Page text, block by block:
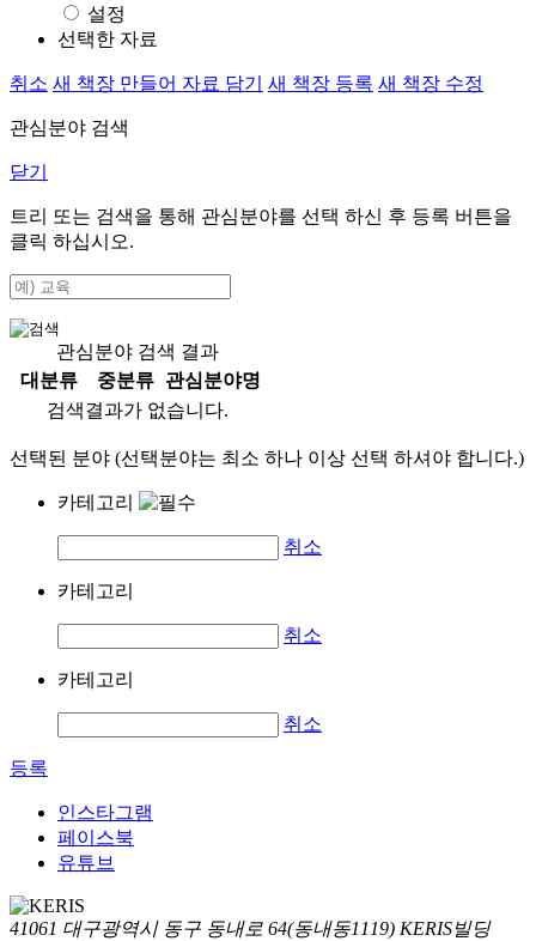
설정
선택한 자료
취소 새 책장 만들어 자료 담기 새 책장 등록 새 책장 수정
관심분야 검색
닫기
트리 또는 검색을 통해 관심분야를 선택 하신 후 등록 버튼을
클릭 하십시오.
관심분야 검색 결과
대분류
중분류
관심분야명
검색결과가 없습니다.
선택된 분야 (선택분야는 최소 하나 이상 선택 하셔야 합니다.)
카테고리
취소
카테고리
취소
카테고리
취소
등록
인스타그램
페이스북
유튜브
41061 대구광역시 동구 동내로 64(동내동1119) KERIS빌딩